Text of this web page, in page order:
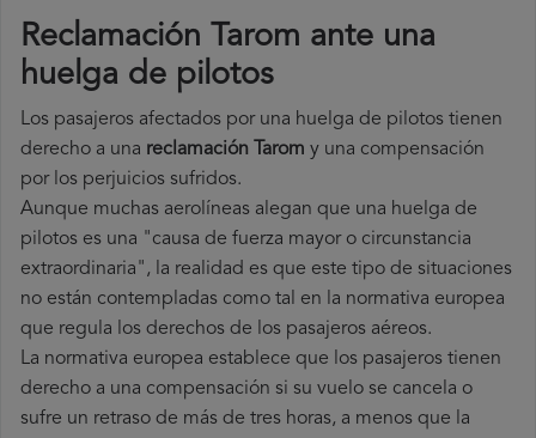
Reclamación Tarom ante una
huelga de pilotos
Los pasajeros afectados por una huelga de pilotos tienen
derecho a una reclamación Tarom y una compensación
por los perjuicios sufridos.
Aunque muchas aerolíneas alegan que una huelga de
pilotos es una "causa de fuerza mayor o circunstancia
extraordinaria", la realidad es que este tipo de situaciones
no están contempladas como tal en la normativa europea
que regula los derechos de los pasajeros aéreos.
La normativa europea establece que los pasajeros tienen
derecho a una compensación si su vuelo se cancela o
sufre un retraso de más de tres horas, a menos que la